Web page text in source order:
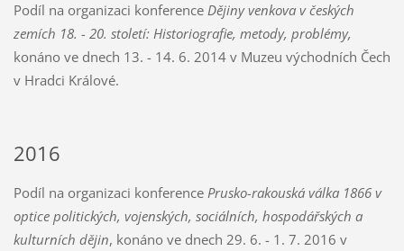
Podíl na organizaci konference Dějiny venkova v českých
zemích 18. - 20. století: Historiografie, metody, problémy,
konáno ve dnech 13. - 14. 6. 2014 v Muzeu východních Čech
v Hradci Králové.
2016
Podíl na organizaci konference Prusko-rakouská válka 1866 v
optice politických, vojenských, sociálních, hospodářských a
kulturních dějin, konáno ve dnech 29. 6. - 1. 7. 2016 v